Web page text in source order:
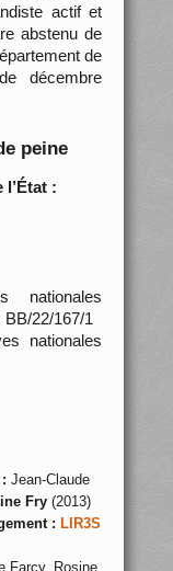
actif et
abstenu de
de
décembre
peine
l’État :
nationales
BB/22/167/1
nationales
Jean-Claude
Fry(2013)
: LIR3S
Farcy, Rosine